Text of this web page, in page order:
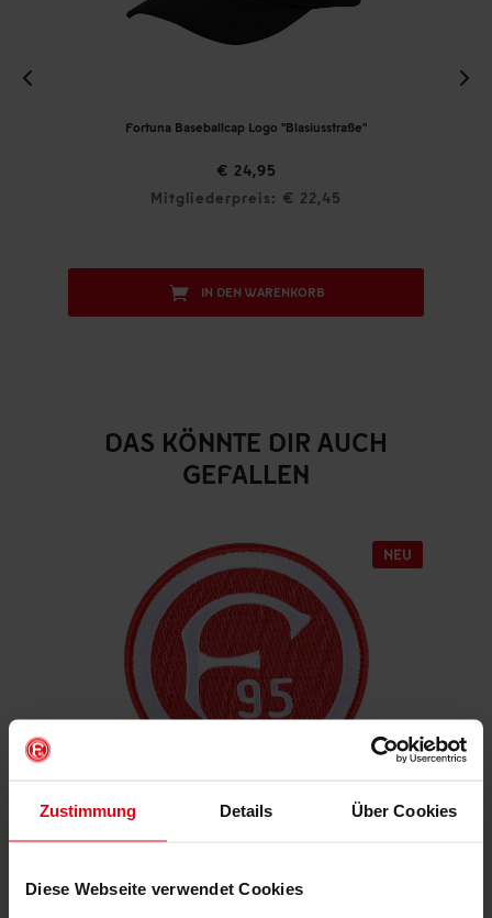
Zustimmung Details Über Cookies
Diese Webseite verwendet Cookies
Fortuna Baseballcap Logo "Blasiusstraße"
Mitgliederpreis: € 22,45
IN DEN WARENKORB
DAS KÖNNTE DIR AUCH
GEFALLEN